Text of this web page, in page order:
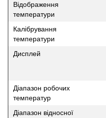
Відображення
температури
Калібрування
температури
Дисплей
Діапазон робочих
температур
Діапазон відносної